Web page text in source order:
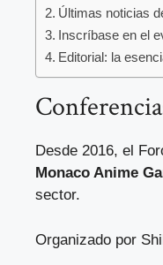
Últimas noticias
Inscríbase en el
Editorial: la
Desde 2016, el
Monaco Anime
sector.
Organizado por